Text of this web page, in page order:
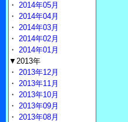
・ 2014年05月
・ 2014年04月
・ 2014年03月
・ 2014年02月
・ 2014年01月
▼2013年
・ 2013年12月
・ 2013年11月
・ 2013年10月
・ 2013年09月
・ 2013年08月